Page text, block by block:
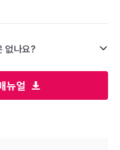
뉴얼
없나요?